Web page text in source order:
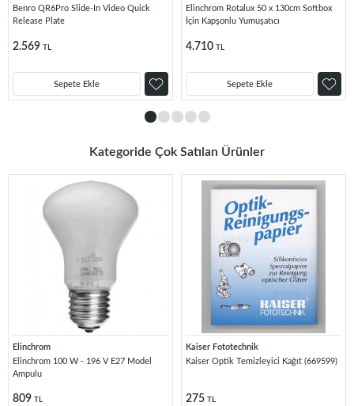
Benro QR6Pro Slide-In Video Quick
Release Plate
2.569 TL
Sepete Ekle
Elinchrom Rotalux 50 x 130cm Softbox
İçin Kapşonlu Yumuşatıcı
4.710 TL
Sepete Ekle
Kategoride Çok Satılan Ürünler
Elinchrom
Elinchrom 100 W - 196 V E27 Model
Ampulu
809 TL
Kaiser Fototechnik
Kaiser Optik Temizleyici Kağıt (669599)
275 TL